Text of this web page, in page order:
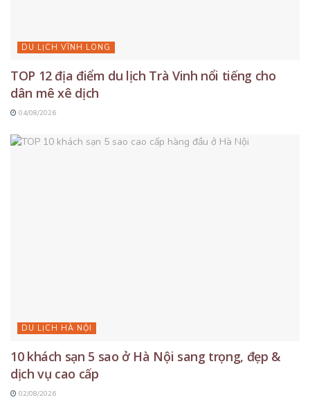
DU LỊCH VĨNH LONG
TOP 12 địa điểm du lịch Trà Vinh nổi tiếng cho
dân mê xê dịch
04/08/2026
DU LỊCH HÀ NỘI
10 khách sạn 5 sao ở Hà Nội sang trọng, đẹp &
dịch vụ cao cấp
02/08/2026